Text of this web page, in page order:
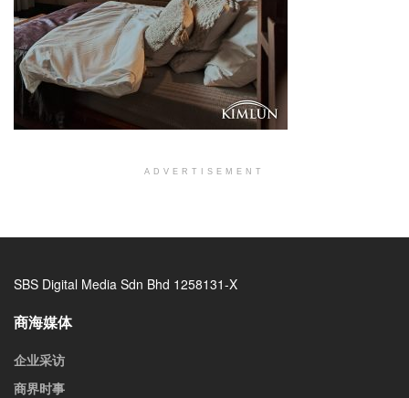
ADVERTISEMENT
SBS Digital Media Sdn Bhd 1258131-X
商海媒体
企业采访
商界时事